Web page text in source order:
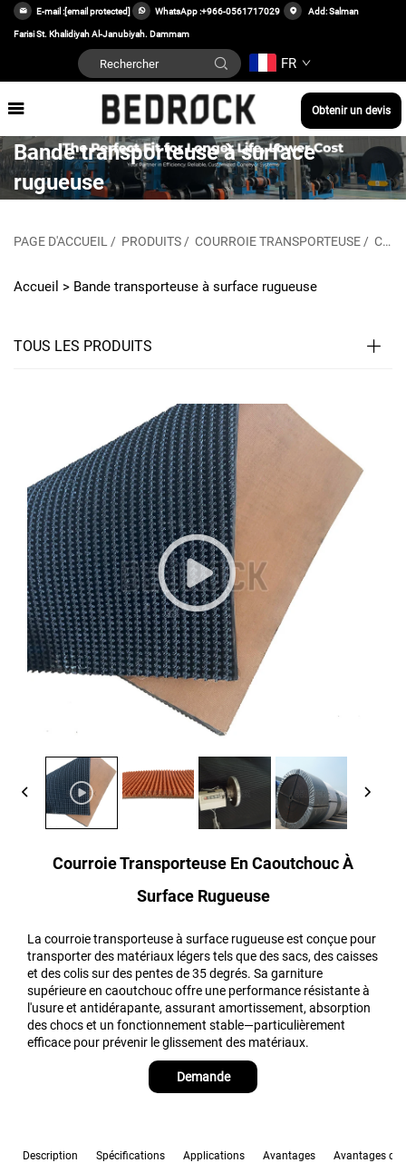
E-mail :[email protected] WhatsApp :+966-0561717029 Add: Salman
Farisi St. Khalidiyah Al-Janubiyah. Dammam
FR
Obtenir un devis
Bande transporteuse à surface
rugueuse
PAGE D'ACCUEIL / PRODUITS / COURROIE TRANSPORTEUSE / COURROIE TRANSPORTEUSE À SURFACE RUGUEUSE
Accueil > Bande transporteuse à surface rugueuse
TOUS LES PRODUITS
Courroie Transporteuse En Caoutchouc À
Surface Rugueuse
La courroie transporteuse à surface rugueuse est conçue pour
transporter des matériaux légers tels que des sacs, des caisses
et des colis sur des pentes de 35 degrés. Sa garniture
supérieure en caoutchouc offre une performance résistante à
l'usure et antidérapante, assurant amortissement, absorption
des chocs et un fonctionnement stable—particulièrement
efficace pour prévenir le glissement des matériaux.
Demande
Description Spécifications Applications Avantages Avantages de